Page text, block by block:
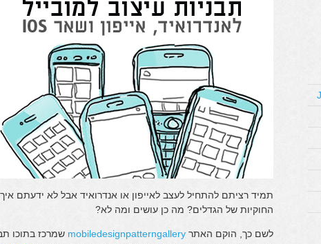
תמיד רציתם להתחיל לעצב לאייפון או אנדרואיד אבל לא ידעתם
החוקיות של הגדלים? מה כן עושים ומה לא?
לשם כך, הוקם האתר mobiledesignpatterngallery שמרכז בתוכו